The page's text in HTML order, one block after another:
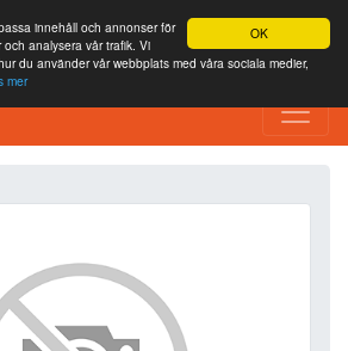
OK
innehåll och annonser för
analysera vår trafik. Vi
du använder vår webbplats med våra sociala medier,
mer